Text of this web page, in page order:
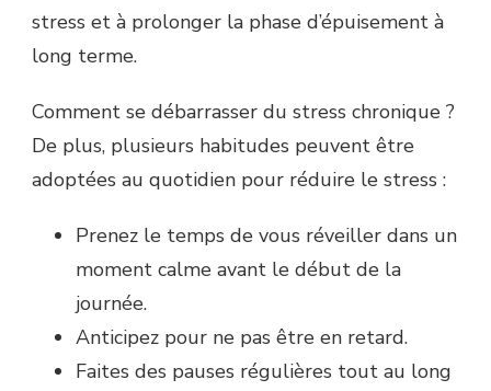
stress et à prolonger la phase d’épuisement à
long terme.
Comment se débarrasser du stress chronique ?
De plus, plusieurs habitudes peuvent être
adoptées au quotidien pour réduire le stress :
Prenez le temps de vous réveiller dans un
moment calme avant le début de la
journée.
Anticipez pour ne pas être en retard.
Faites des pauses régulières tout au long